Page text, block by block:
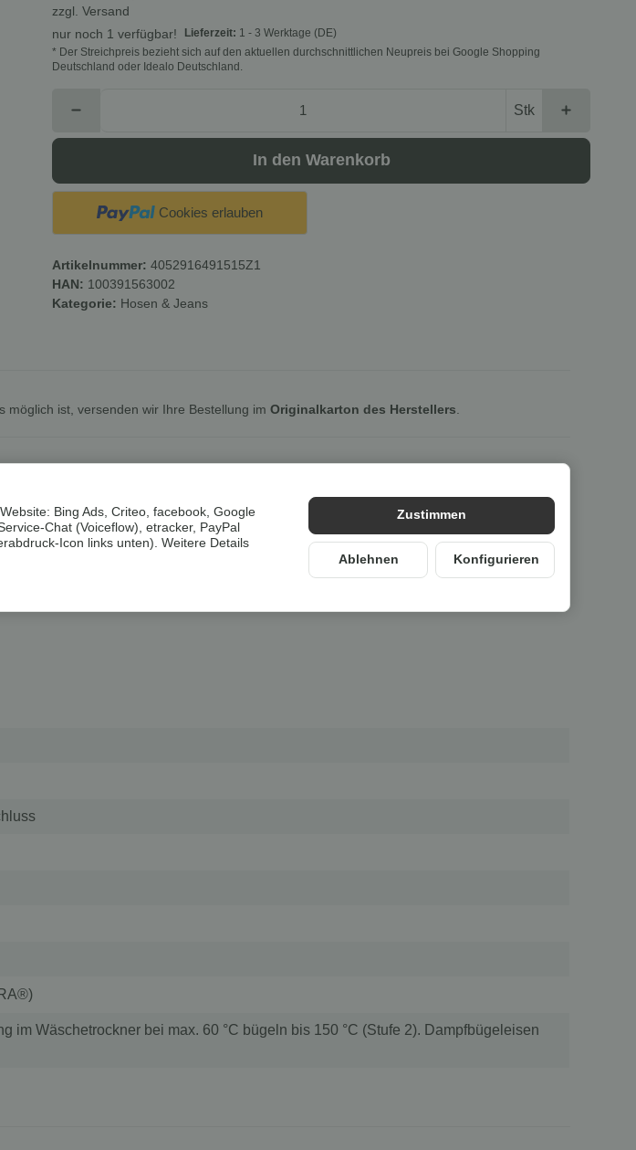
zzgl. Versand
nur noch 1 verfügbar!
Lieferzeit: 1 - 3 Werktage (DE)
* Der Streichpreis bezieht sich auf den aktuellen durchschnittlichen Neupreis bei Google Shopping
Deutschland oder Idealo Deutschland.
Stk
In den Warenkorb
Cookies erlauben
Artikelnummer: 4052916491515Z1
HAN: 100391563002
Kategorie: Hosen & Jeans
möglich ist, versenden wir Ihre Bestellung im Originalkarton des Herstellers
36, schwarz
im Wäschetrockner bei max. 60 °C bügeln bis 150 °C (Stufe 2). Dampfbügeleisen
Zustimmen
Ablehnen Konfigurieren
Bing Ads, Criteo, facebook, Google
Chat (Voiceflow), etracker, PayPal
Icon links unten). Weitere Details